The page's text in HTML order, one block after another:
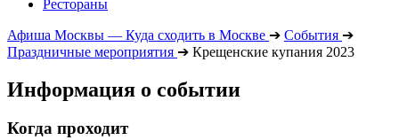
Рестораны
Афиша Москвы — Куда сходить в Москве ➔ События ➔
Праздничные мероприятия ➔ Крещенские купания 2023
Информация о событии
Когда проходит